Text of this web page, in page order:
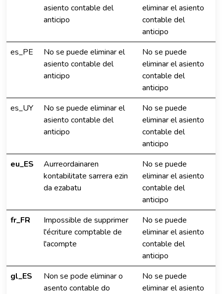
asiento contable del
anticipo
eliminar el asiento
contable del
anticipo
es_PE
No se puede eliminar el
asiento contable del
anticipo
No se puede
eliminar el asiento
contable del
anticipo
es_UY
No se puede eliminar el
asiento contable del
anticipo
No se puede
eliminar el asiento
contable del
anticipo
eu_ES
Aurreordainaren
kontabilitate sarrera ezin
da ezabatu
No se puede
eliminar el asiento
contable del
anticipo
fr_FR
Impossible de supprimer
l'écriture comptable de
l'acompte
No se puede
eliminar el asiento
contable del
anticipo
gl_ES
Non se pode eliminar o
asento contable do
No se puede
eliminar el asiento